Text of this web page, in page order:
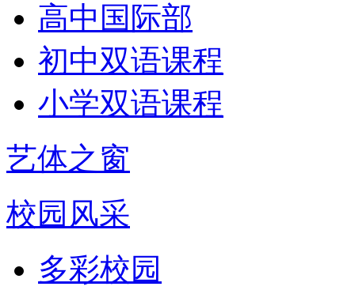
高中国际部
初中双语课程
小学双语课程
艺体之窗
校园风采
多彩校园